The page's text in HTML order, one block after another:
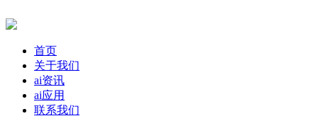
首页
关于我们
ai资讯
ai应用
联系我们